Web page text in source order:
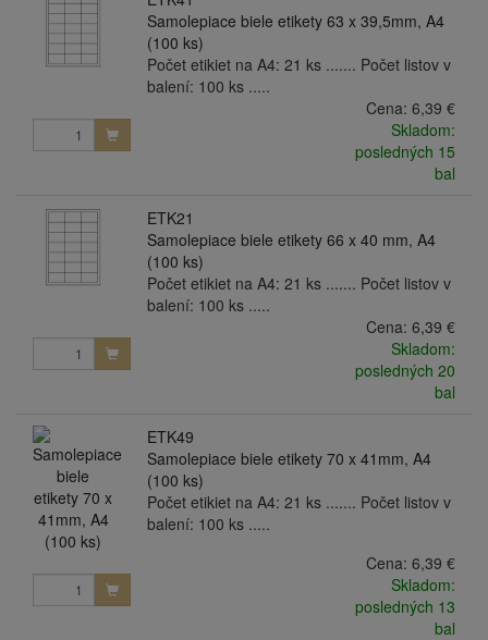
Samolepiace biele etikety 63 x 39,5mm, A4
(100 ks)
Počet etikiet na A4: 21 ks ....... Počet listov v
balení: 100 ks .....
Cena: 6,39 €
Skladom:
posledných 15
bal
ETK21
Samolepiace biele etikety 66 x 40 mm, A4
(100 ks)
Počet etikiet na A4: 21 ks ....... Počet listov v
balení: 100 ks .....
Cena: 6,39 €
Skladom:
posledných 20
bal
ETK49
Samolepiace biele etikety 70 x 41mm, A4
(100 ks)
Počet etikiet na A4: 21 ks ....... Počet listov v
balení: 100 ks .....
Cena: 6,39 €
Skladom:
posledných 13
bal